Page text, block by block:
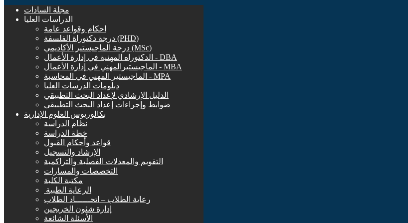
مجلة السادات
الدراسات العليا
احكام وقواعد عامة
درجة دكتوراة الفلسفة (PHD)
درجة الماجيستير الأكاديمي (MSc)
الدكتوراه المهنية في إدارة الأعمال - DBA
الماجيستيرالمهني في إدارة الأعمال - MBA
الماجيستير المهني في المحاسبة - MPA
دبلومات الدرسات العليا
الدليل الإرشادي لإعداد البحث التطبيقي
ضوابط وإجراءات إعداد البحث التطبيقي
بكالوريوس العلوم الإدارية
نظام الدراسة
خطة الدراسة
قواعد وأحكام القبول
الإرشاد والتسجيل
التقويم والمعدلات الفصلية والتراكمية
التخصصات والمسارات
مكتبة الكلية
الرعاية الطبية ‏
رعاية الطلاب – اتحــــــاد الطلاب
إدارة شئون الخريجين
الأسئلة الشائعة